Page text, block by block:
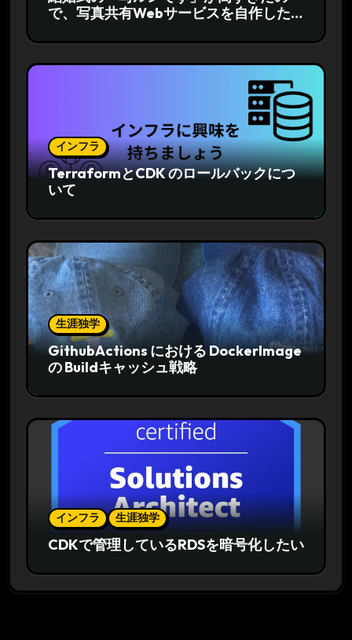
で、写真共有Webサービスを自作した
インフラ
TerraformとCDK のロールバックにつ
いて
生涯独学
GithubActions における DockerImage
の Buildキャッシュ戦略
インフラ 生涯独学
CDKで管理しているRDSを暗号化したい